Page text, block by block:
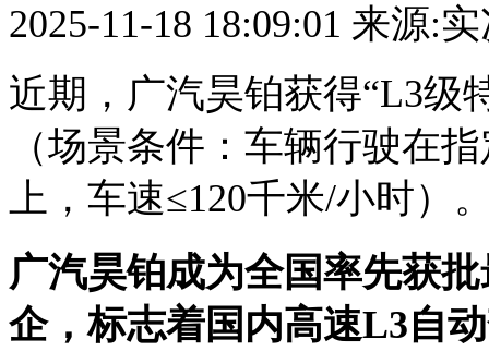
2025-11-18 18:09:01 来源:
近期，广汽昊铂获得“L3级
（场景条件：车辆行驶在
上，车速≤120千米/小时）
广汽昊铂成为全国率先获批
企，标志着国内高速L3自